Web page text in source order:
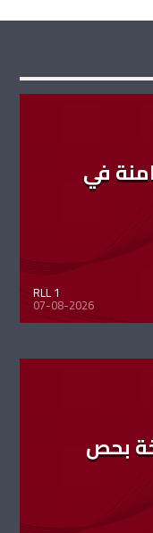
في
RLL 1
07-08-2026
بحص